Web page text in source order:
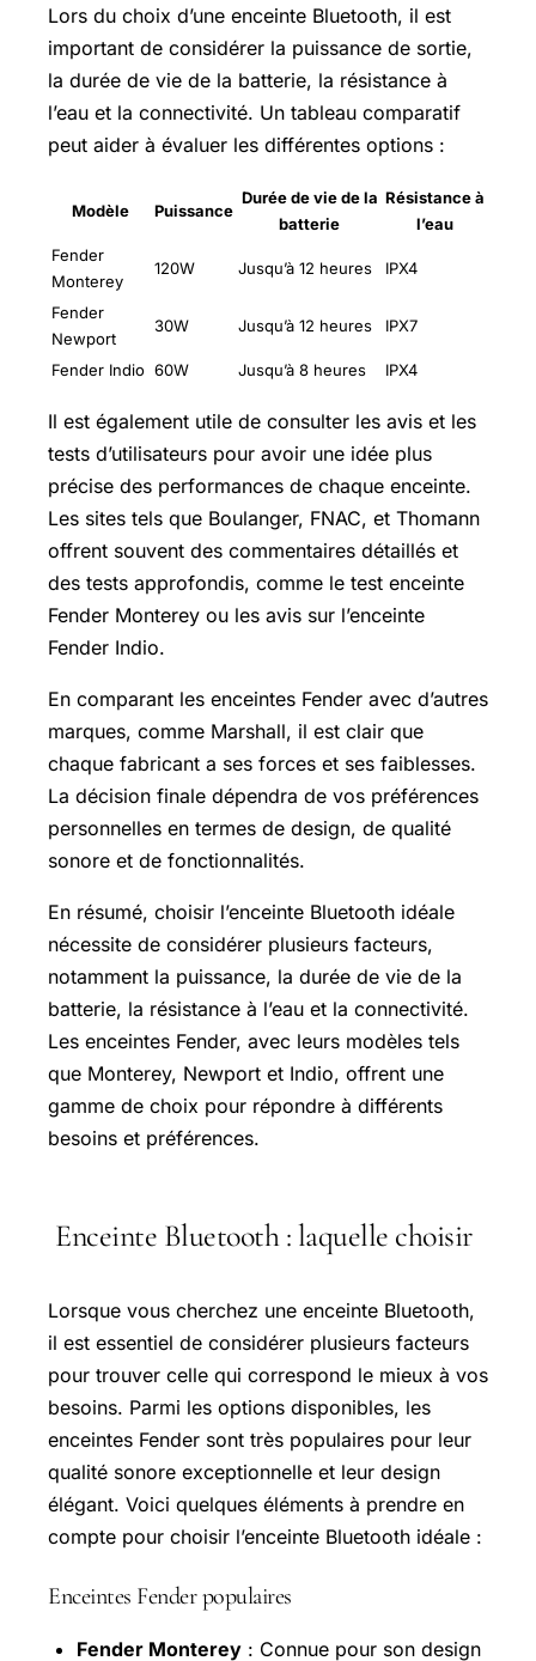
Lors du choix d’une enceinte Bluetooth, il est
important de considérer la puissance de sortie,
la durée de vie de la batterie, la résistance à
l’eau et la connectivité. Un tableau comparatif
peut aider à évaluer les différentes options :
Modèle Puissance
Durée de vie de la
batterie
Résistance à
l’eau
Fender
Monterey
120W Jusqu’à 12 heures IPX4
Fender
Newport
30W Jusqu’à 12 heures IPX7
Fender Indio 60W Jusqu’à 8 heures IPX4
Il est également utile de consulter les avis et les
tests d’utilisateurs pour avoir une idée plus
précise des performances de chaque enceinte.
Les sites tels que Boulanger, FNAC, et Thomann
offrent souvent des commentaires détaillés et
des tests approfondis, comme le test enceinte
Fender Monterey ou les avis sur l’enceinte
Fender Indio.
En comparant les enceintes Fender avec d’autres
marques, comme Marshall, il est clair que
chaque fabricant a ses forces et ses faiblesses.
La décision finale dépendra de vos préférences
personnelles en termes de design, de qualité
sonore et de fonctionnalités.
En résumé, choisir l’enceinte Bluetooth idéale
nécessite de considérer plusieurs facteurs,
notamment la puissance, la durée de vie de la
batterie, la résistance à l’eau et la connectivité.
Les enceintes Fender, avec leurs modèles tels
que Monterey, Newport et Indio, offrent une
gamme de choix pour répondre à différents
besoins et préférences.
Enceinte Bluetooth : laquelle choisir
Lorsque vous cherchez une enceinte Bluetooth,
il est essentiel de considérer plusieurs facteurs
pour trouver celle qui correspond le mieux à vos
besoins. Parmi les options disponibles, les
enceintes Fender sont très populaires pour leur
qualité sonore exceptionnelle et leur design
élégant. Voici quelques éléments à prendre en
compte pour choisir l’enceinte Bluetooth idéale :
Enceintes Fender populaires
Fender Monterey : Connue pour son design